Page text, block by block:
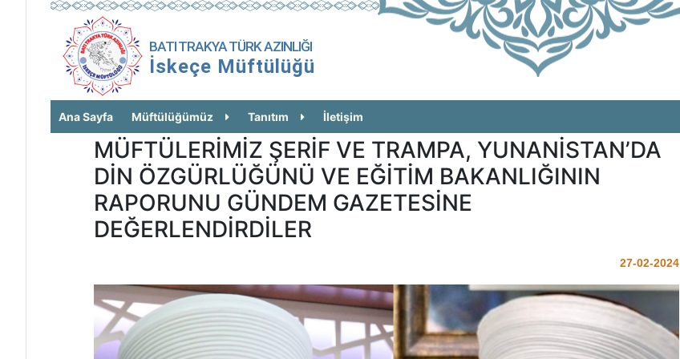
BATI TRAKYA TÜRK AZINLIĞI
İskeçe Müftülüğü
Ana Sayfa Müftülüğümüz Tanıtım İletişim
MÜFTÜLERİMİZ ŞERİF VE TRAMPA, YUNANİSTAN’DA
DİN ÖZGÜRLÜĞÜNÜ VE EĞİTİM BAKANLIĞININ
RAPORUNU GÜNDEM GAZETESİNE
DEĞERLENDİRDİLER
27-02-2024